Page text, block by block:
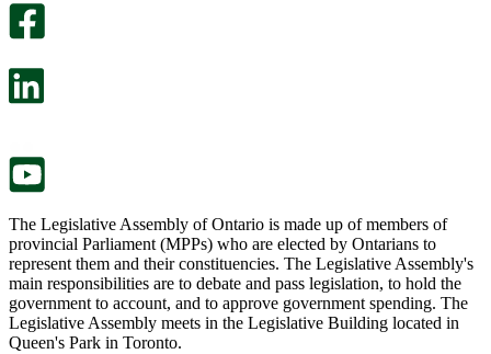
The Legislative Assembly of Ontario is made up of members of
provincial Parliament (MPPs) who are elected by Ontarians to
represent them and their constituencies. The Legislative Assembly's
main responsibilities are to debate and pass legislation, to hold the
government to account, and to approve government spending. The
Legislative Assembly meets in the Legislative Building located in
Queen's Park in Toronto.